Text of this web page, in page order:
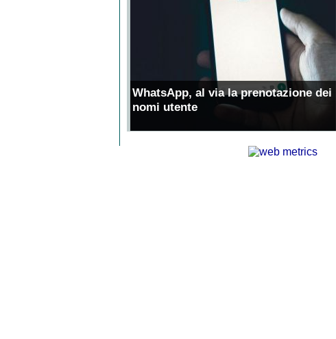
WhatsApp, al via la prenotazione dei
nomi utente